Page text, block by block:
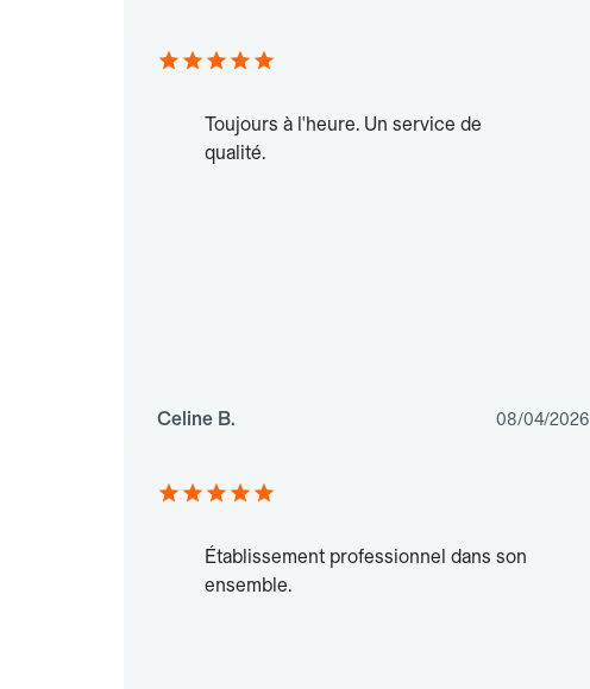
Toujours à l'heure. Un service de
qualité.
Celine B. 08/04/2026
Établissement professionnel dans son
ensemble.